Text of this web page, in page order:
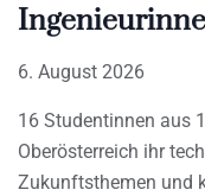
6. August 2026
16 Studentinnen aus
Oberösterreich ihr
Zukunftsthemen und